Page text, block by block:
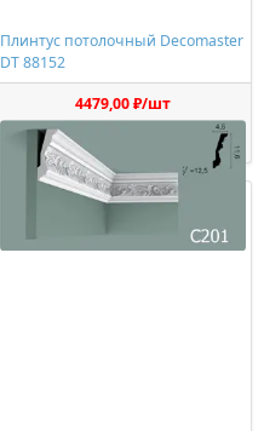
Плинтус потолочный Decomaster
DT 88152
4479,00 ₽/шт